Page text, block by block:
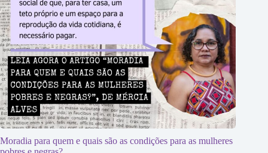
Moradia para quem e quais são as condições para as mulheres